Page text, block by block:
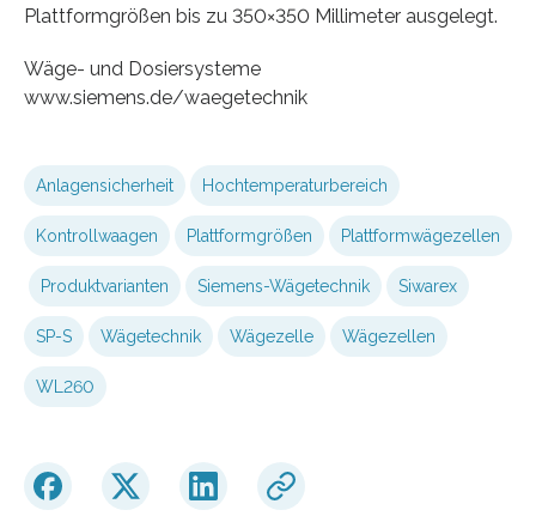
Plattformgrößen bis zu 350×350 Millimeter ausgelegt.
Wäge- und Dosiersysteme
www.siemens.de/waegetechnik
Anlagensicherheit Hochtemperaturbereich
Kontrollwaagen Plattformgrößen Plattformwägezellen
Produktvarianten Siemens-Wägetechnik Siwarex
SP-S Wägetechnik Wägezelle Wägezellen
WL260